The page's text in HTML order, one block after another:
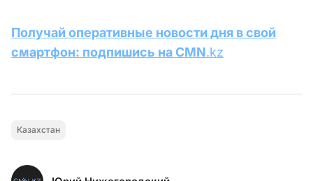
Получай оперативные новости дня в свой
смартфон: подпишись на CMN.kz
Казахстан